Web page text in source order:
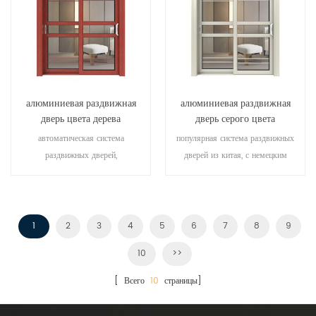
алюминиевая раздвижная
дверь цвета дерева
автоматическая система
раздвижных дверей,
алюминиевая раздвижная
дверь серого цвета
популярная система раздвижных
дверей из китая, с немецким
1 2 3 4 5 6 7 8 9
10 >>
[ Всего 10 страницы]